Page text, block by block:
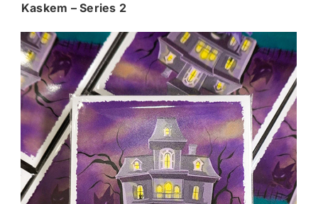
Tarvikkeet
Blind Boksit
Ennakot
Greidatut kortit
Irtokortit
Kaskem – Series 2